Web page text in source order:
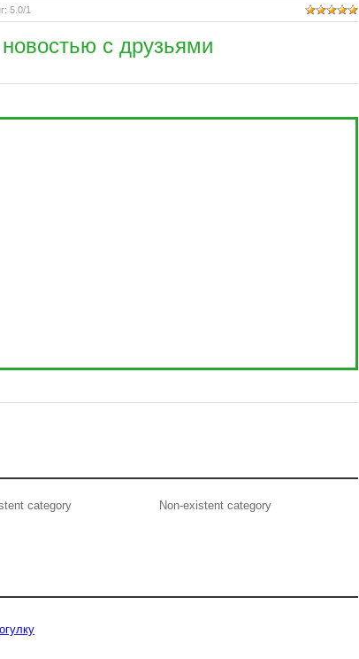
: 5.0/1
с друзьями
category Non-existent category